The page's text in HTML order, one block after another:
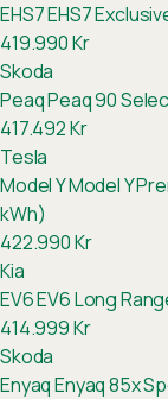
EHS7EHS7
419.990Kr
Skoda
PeaqPeaq 90
417.492Kr
Tesla
Model YModel Y
kWh)
422.990Kr
Kia
EV6EV6 Long
414.999Kr
Skoda
EnyaqEnyaq 85x